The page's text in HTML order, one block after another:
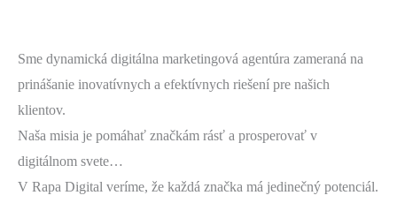
Sme dynamická digitálna marketingová agentúra zameraná na
prinášanie inovatívnych a efektívnych riešení pre našich
klientov.
Naša misia je pomáhať značkám rásť a prosperovať v
digitálnom svete…
V Rapa Digital veríme, že každá značka má jedinečný potenciál.